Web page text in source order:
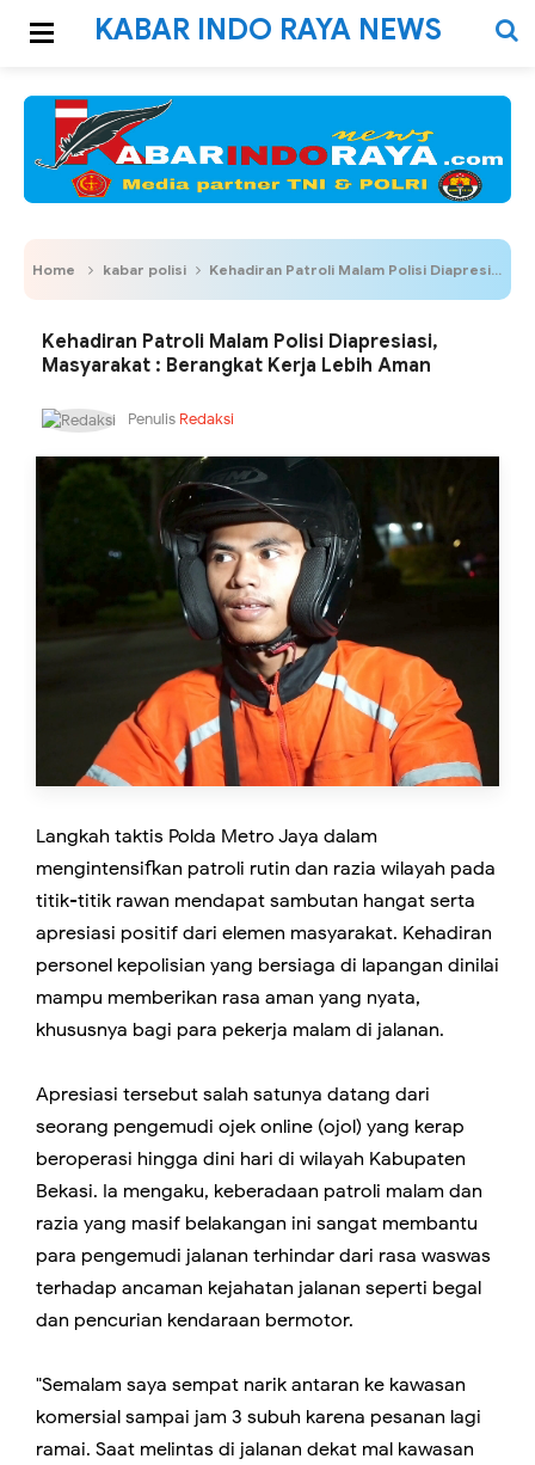
KABAR INDO RAYA NEWS
Home kabar polisi Kehadiran Patroli Malam Polisi Diapresiasi, Masyarakat : Berangkat Kerja Lebih Aman
Kehadiran Patroli Malam Polisi Diapresiasi,
Masyarakat : Berangkat Kerja Lebih Aman
Penulis Redaksi
Langkah taktis Polda Metro Jaya dalam
mengintensifkan patroli rutin dan razia wilayah pada
titik-titik rawan mendapat sambutan hangat serta
apresiasi positif dari elemen masyarakat. Kehadiran
personel kepolisian yang bersiaga di lapangan dinilai
mampu memberikan rasa aman yang nyata,
khususnya bagi para pekerja malam di jalanan.
Apresiasi tersebut salah satunya datang dari
seorang pengemudi ojek online (ojol) yang kerap
beroperasi hingga dini hari di wilayah Kabupaten
Bekasi. Ia mengaku, keberadaan patroli malam dan
razia yang masif belakangan ini sangat membantu
para pengemudi jalanan terhindar dari rasa waswas
terhadap ancaman kejahatan jalanan seperti begal
dan pencurian kendaraan bermotor.
"Semalam saya sempat narik antaran ke kawasan
komersial sampai jam 3 subuh karena pesanan lagi
ramai. Saat melintas di jalanan dekat mal kawasan